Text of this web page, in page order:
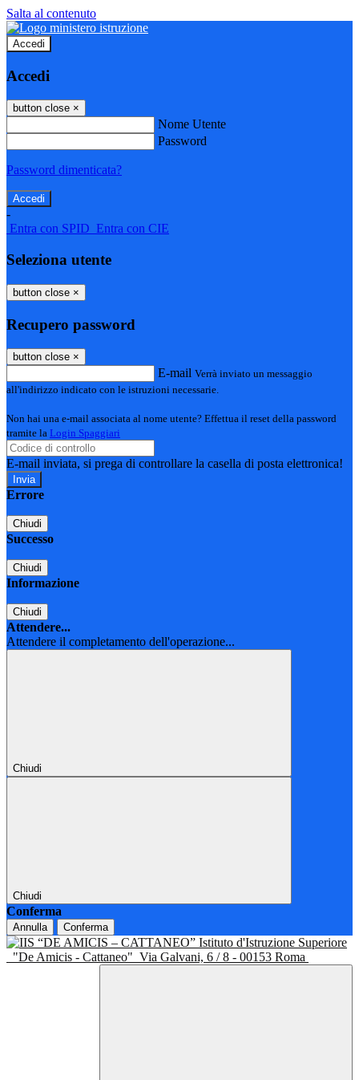
Salta al contenuto
Accedi
Accedi
button close ×
Nome Utente
Password
Password dimenticata?
-
Entra con SPID Entra con CIE
Seleziona utente
button close ×
Recupero password
button close ×
E-mail Verrà inviato un messaggio
all'indirizzo indicato con le istruzioni necessarie.
Non hai una e-mail associata al nome utente? Effettua il reset della password
tramite la Login Spaggiari
E-mail inviata, si prega di controllare la casella di posta elettronica!
Errore
Chiudi
Successo
Chiudi
Informazione
Chiudi
Attendere...
Attendere il completamento dell'operazione...
Chiudi
Chiudi
Conferma
Annulla Conferma
Istituto d'Istruzione Superiore
"De Amicis - Cattaneo" Via Galvani, 6 / 8 - 00153 Roma